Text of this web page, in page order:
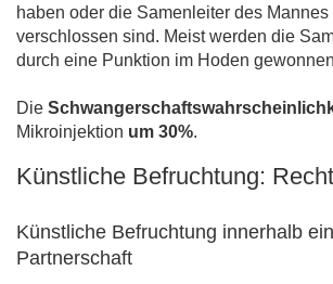
haben oder die Samenleiter des Mannes
verschlossen sind. Meist werden die
durch eine Punktion im Hoden
Die
Mikroinjektion um 30%.
Künstliche Befruchtung:
Künstliche Befruchtung innerhalb
Partnerschaft